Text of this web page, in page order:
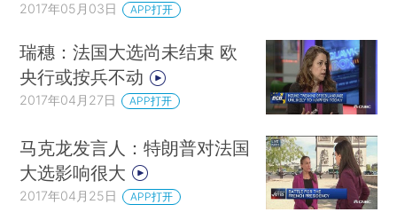
2017年05月03日 APP打开
瑞穗：法国大选尚未结束 欧
央行或按兵不动
2017年04月27日 APP打开
马克龙发言人：特朗普对法国
大选影响很大
2017年04月25日 APP打开